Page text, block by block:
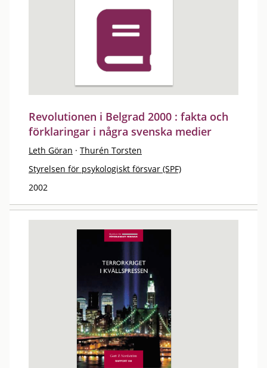
Revolutionen i Belgrad 2000 : fakta och
förklaringar i några svenska medier
Leth Göran · Thurén Torsten
Styrelsen för psykologiskt försvar (SPF)
2002